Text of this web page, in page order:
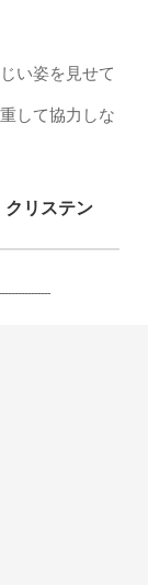
い姿を見せて
して協力しな
リステン